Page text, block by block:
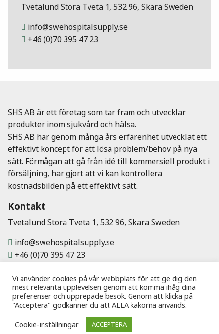
Tvetalund Stora Tveta 1, 532 96, Skara Sweden
info@swehospitalsupply.se
+46 (0)70 395 47 23
Vi använder cookies på vår webbplats för att ge dig den
mest relevanta upplevelsen genom att komma ihåg dina
preferenser och upprepade besök. Genom att klicka på
"Acceptera" godkänner du att ALLA kakorna används.
Cookie-inställningar
ACCEPTERA
SHS AB är ett företag som tar fram och utvecklar
produkter inom sjukvård och hälsa.
SHS AB har genom många års erfarenhet utvecklat ett
effektivt koncept för att lösa problem/behov på nya
sätt. Förmågan att gå från idé till kommersiell produkt i
försäljning, har gjort att vi kan kontrollera
kostnadsbilden på ett effektivt sätt.
Kontakt
Tvetalund Stora Tveta 1, 532 96, Skara Sweden
info@swehospitalsupply.se
+46 (0)70 395 47 23